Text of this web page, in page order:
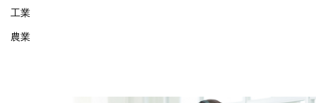
工業
農業